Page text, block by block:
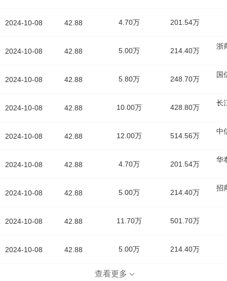
2024-10-08
2024-10-08
2024-10-08
2024-10-08
2024-10-08
2024-10-08
2024-10-08
2024-10-08
2024-10-08
42.88 4.70万 201.54万
42.88 5.00万 214.40万
浙
42.88 5.80万 248.70万
国
42.88 10.00万 428.80万
长
42.88 12.00万 514.56万
中
42.88 4.70万 201.54万
华
42.88 5.00万 214.40万
招
42.88 11.70万 501.70万
42.88 5.00万 214.40万
查看更多